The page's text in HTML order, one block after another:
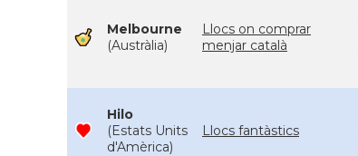
Melbourne
(Austràlia)
Llocs on comprar
menjar català
Hilo
(Estats Units
d'Amèrica)
Llocs fantàstics